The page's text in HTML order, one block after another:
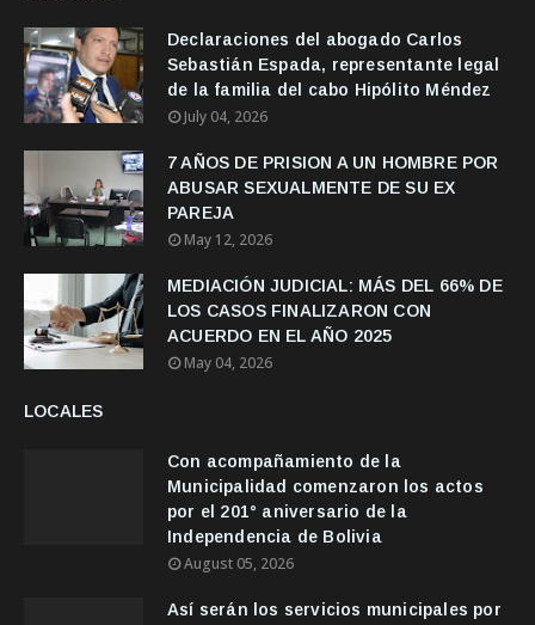
Declaraciones del abogado Carlos
Sebastián Espada, representante legal
de la familia del cabo Hipólito Méndez
July 04, 2026
7 AÑOS DE PRISION A UN HOMBRE POR
ABUSAR SEXUALMENTE DE SU EX
PAREJA
May 12, 2026
MEDIACIÓN JUDICIAL: MÁS DEL 66% DE
LOS CASOS FINALIZARON CON
ACUERDO EN EL AÑO 2025
May 04, 2026
LOCALES
Con acompañamiento de la
Municipalidad comenzaron los actos
por el 201° aniversario de la
Independencia de Bolivia
August 05, 2026
Así serán los servicios municipales por